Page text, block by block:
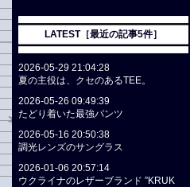
LATEST［最近の記事5件］
2026-05-29 21:04:28
夏の主役は、クセのあるTEE。
2026-05-26 09:49:39
たどり着いた最強パンツ
2026-05-16 20:50:38
調光レンズのサングラス
2026-01-06 20:57:14
ウクライナのレザーブランド ”KRUK